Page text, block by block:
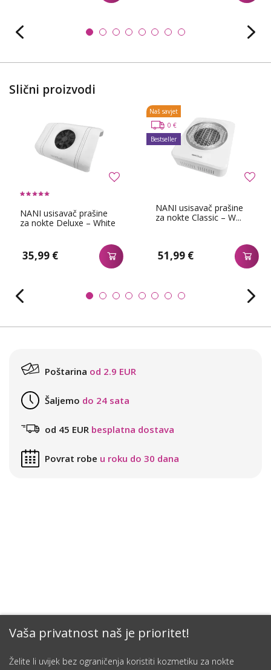
Vaša privatnost naš je prioritet!
Želite li uvijek bez ograničenja koristiti kozmetiku za nokte
Slični proizvodi
NANI usisavač prašine
za nokte Deluxe – White
35,99 €
NANI usisavač prašine
za nokte Classic – W...
51,99 €
Naš savjet
0 €
Bestseller
Poštarina od 2.9 EUR
Šaljemo do 24 sata
od 45 EUR besplatna dostava
Povrat robe u roku do 30 dana